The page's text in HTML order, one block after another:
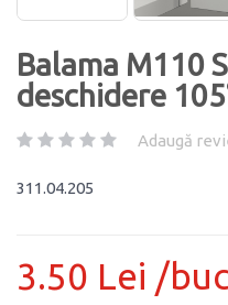
Balama M110
deschidere
Adaugă
311.04.205
3.50 Lei